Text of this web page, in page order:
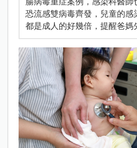
恐流感雙病毒齊發，兒童的感
都是成人的好幾倍，提醒爸媽